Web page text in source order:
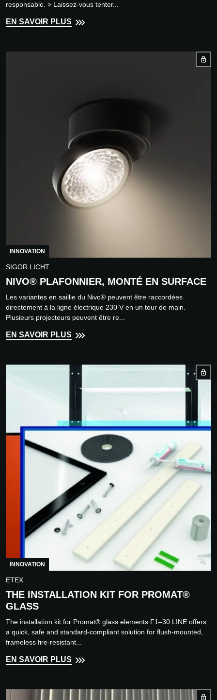
responsable. > Laissez-vous tenter...
EN SAVOIR PLUS
INNOVATION
SIGOR LICHT
NIVO® PLAFONNIER, MONTÉ EN SURFACE
Les variantes en saillie du Nivo® peuvent être raccordées
directement à la ligne électrique 230 V en un tour de main.
Plusieurs projecteurs peuvent être re...
EN SAVOIR PLUS
INNOVATION
ETEX
THE INSTALLATION KIT FOR PROMAT®
GLASS
The installation kit for Promat® glass elements F1–30 LINE offers
a quick, safe and standard-compliant solution for flush-mounted,
frameless fire-resistant...
EN SAVOIR PLUS